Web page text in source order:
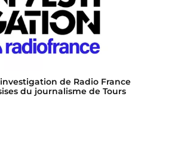
de Radio France
du journalisme de Tours